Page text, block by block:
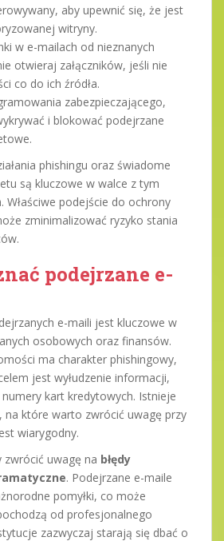
aby upewnić się, że jest
witryny.
w e-mailach od nieznanych
otwieraj załączników, jeśli nie
co do ich źródła.
zabezpieczającego,
i blokować podejrzane
phishingu oraz świadome
są kluczowe w walce z tym
Właściwe podejście do ochrony
zminimalizować ryzyko stania
podejrzane e-
e-maili jest kluczowe w
osobowych oraz finansów.
ma charakter phishingowy,
jest wyłudzenie informacji,
numery kart kredytowych. Istnieje
na które warto zwrócić uwagę przy
wiarygodny.
zwrócić uwagę na błędy
. Podejrzane e-maile
pomyłki, co może
od profesjonalnego
zazwyczaj starają się dbać o